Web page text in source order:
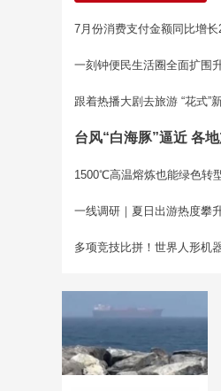
7月份消费支付金额同比增
一刻钟便民生活圈全面扩围
跟着热播大剧去旅游 “花式”
台风“白海豚”逼近 各
1500℃高温熔炼也能绿色转
一线调研｜夏日出游热度攀
多项竞技比拼！世界人形机